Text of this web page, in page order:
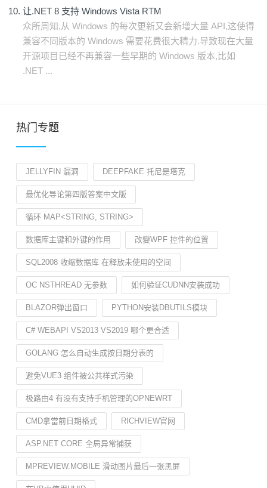
让.NET 8 支持 Windows Vista RTM
众所周知,从 Windows 的每次更新又会新增大量 API,这使得
兼容不同版本的 Windows 需要花费很大精力.导致现在大量
开源项目已经不再兼容一些早期的 Windows 版本,比如
.NET ...
热门专题
JELLYFIN 漏洞 DEEPFAKE 托尼是塔克
最优化导论第四版答案中文版
循环 MAP<STRING, STRING>
数据库主键和外键的作用 改變WPF 控件的位置
SQL2008 收缩数据库 在释放未使用的空间
OC NSTHREAD 无参数 如何验证CUDNN安装成功
BLAZOR弹出窗口 PYTHON安装DBUTILS模块
C# WEBAPI VS2013 VS2019 哪个更合适
GOLANG 怎么自动生成按日期分表的
避免VUE3 组件被公共样式污染
极路由4 有没有支持手机管理的OPNEWRT
CMD拿當前日期格式 RICHVIEW官网
ASP.NET CORE 全局异常捕获
MPREVIEW.MOBILE 滑动图片最后一张黑屏